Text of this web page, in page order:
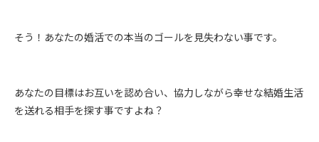
そう！あなたの婚活での本当のゴールを見失わない事です。
あなたの目標はお互いを認め合い、協力しながら幸せな結婚生活
を送れる相手を探す事ですよね？